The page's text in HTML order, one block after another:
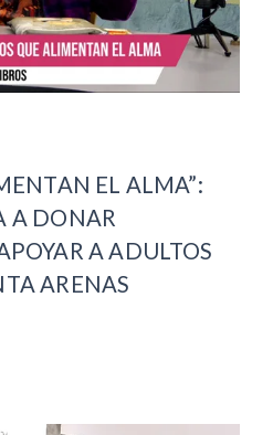
EL ALMA”:
A DONAR
A ADULTOS
ARENAS